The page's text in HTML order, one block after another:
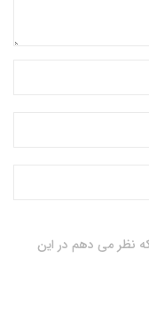
نظر می دهم در این